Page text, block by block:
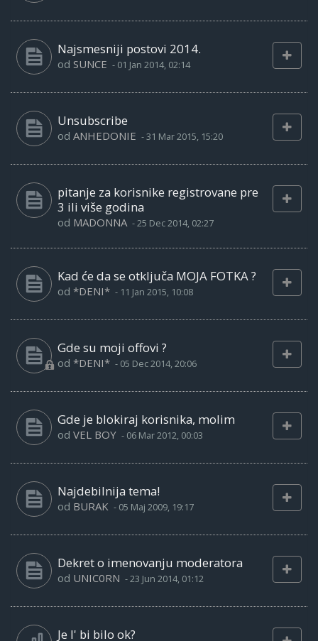
Najsmesniji postovi 2014.
od SUNCE - 01 Jan 2014, 02:14
Unsubscribe
od ANHEDONIE -31 Mar 2015, 15:20
pitanje za korisnike registrovane pre
3 ili više godina
od MADONNA -25 Dec 2014, 02:27
Kad će da se otključa MOJA FOTKA ?
od *DENI* - 11 Jan 2015, 10:08
Gde su moji offovi ?
od *DENI* - 05 Dec 2014, 20:06
Gde je blokiraj korisnika, molim
od VEL BOY - 06 Mar 2012, 00:03
Najdebilnija tema!
od BURAK - 05 Maj 2009, 19:17
Dekret o imenovanju moderatora
od UNIC0RN -23 Jun 2014, 01:12
Je l' bi bilo ok?